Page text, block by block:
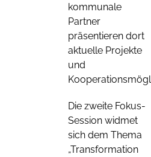
kommunale
Partner
präsentieren dort
aktuelle Projekte
und
Die zweite Fokus-
Session widmet
sich dem Thema
„Transformation